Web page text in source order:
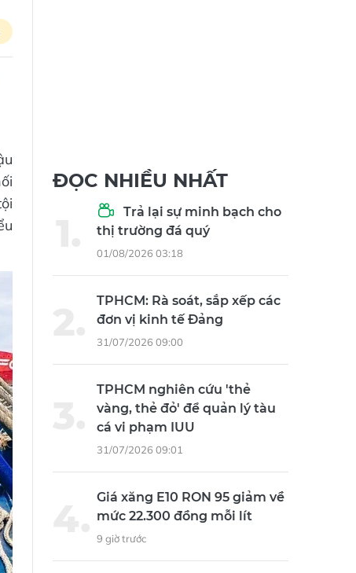
ĐỌC NHIỀU NHẤT
Trả lại sự minh bạch cho
thị trường đá quý
01/08/2026 03:18
TPHCM: Rà soát, sắp xếp các
đơn vị kinh tế Đảng
31/07/2026 09:00
TPHCM nghiên cứu 'thẻ
vàng, thẻ đỏ' để quản lý tàu
cá vi phạm IUU
31/07/2026 09:01
Giá xăng E10 RON 95 giảm về
mức 22.300 đồng mỗi lít
9 giờ trước